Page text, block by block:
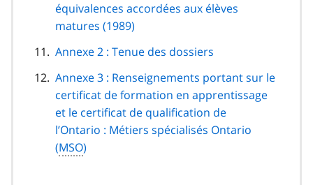
équivalences accordées aux élèves
matures (1989)
Annexe 2 : Tenue des dossiers
Annexe 3 : Renseignements portant sur le
certificat de formation en apprentissage
et le certificat de qualification de
l’Ontario : Métiers spécialisés Ontario
(MSO)